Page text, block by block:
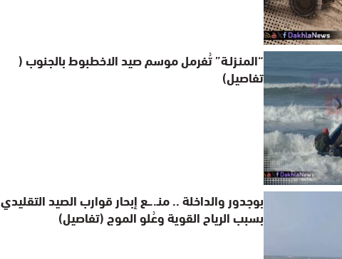
“المنـزلـة” تُفرمل موسم صيد الاخطبوط بالجنوب (
تفاصيل)
بوجدور والداخلة .. منـ..ـع إبحار قوارب الصيد التقليدي
بسبب الرياح القوية وعُلو الموج (تفاصيل)